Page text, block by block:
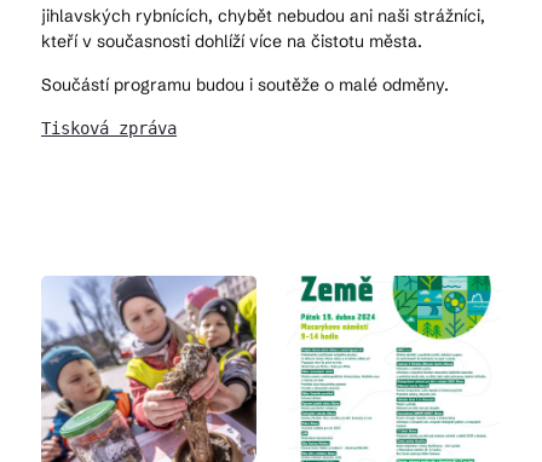
jihlavských rybnících, chybět nebudou ani naši strážníci,
kteří v současnosti dohlíží více na čistotu města.
Součástí programu budou i soutěže o malé odměny.
Tisková zpráva